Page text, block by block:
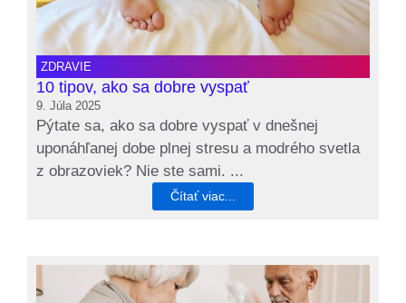
ZDRAVIE
10 tipov, ako sa dobre vyspať
9. Júla 2025
Pýtate sa, ako sa dobre vyspať v dnešnej
uponáhľanej dobe plnej stresu a modrého svetla
z obrazoviek? Nie ste sami. ...
Čítať viac...